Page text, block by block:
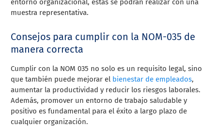
entorno organizacional, éstas se podrán realizar con una
muestra representativa.
Consejos para cumplir con la NOM-035 de
manera correcta
Cumplir con la NOM 035 no solo es un requisito legal, sino
que también puede mejorar el bienestar de empleados,
aumentar la productividad y reducir los riesgos laborales.
Además, promover un entorno de trabajo saludable y
positivo es fundamental para el éxito a largo plazo de
cualquier organización.